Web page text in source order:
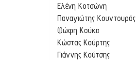
Ελένη Κοτσώνη
Παναγιώτης Κουντουράς
Φώφη Κούκα
Κώστας Κούρτης
Γιάννης Κούτσης